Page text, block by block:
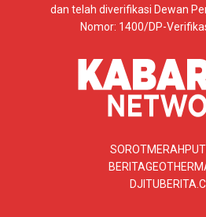
dan telah diverifikasi Dewan
Nomor: 1400/DP-